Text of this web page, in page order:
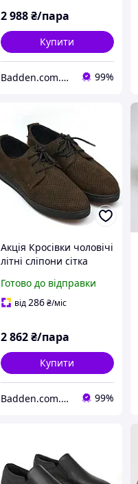
2 988 ₴/пара
Купити
Badden.com.ua інтернет магазин чоловічого та жіночого взуття великих розмірів 99%
Акція Кросівки чоловічі
літні сліпони сітка
Rosso Avangard Slip-On
Brown NUB Perf
Готово до відправки
від286 ₴/міс
2 862 ₴/пара
Купити
Badden.com.ua інтернет магазин чоловічого та жіночого взуття великих розмірів 99%